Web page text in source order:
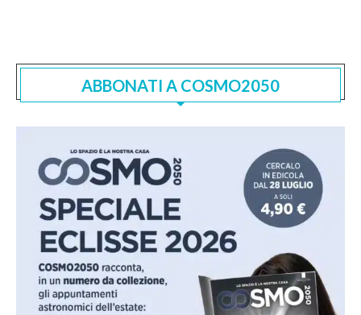
ABBONATI A COSMO2050